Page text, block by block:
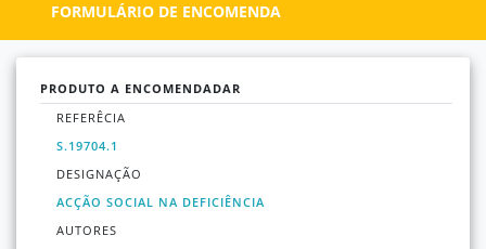
FORMULÁRIO DE ENCOMENDA
PRODUTO A ENCOMENDADAR
REFERÊCIA
S.19704.1
DESIGNAÇÃO
ACÇÃO SOCIAL NA DEFICIÊNCIA
AUTORES